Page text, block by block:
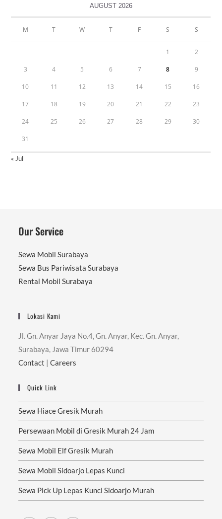
AUGUST 2026
M T W T F S S
1 2
3 4 5 6 7 8 9
10 11 12 13 14 15 16
17 18 19 20 21 22 23
24 25 26 27 28 29 30
31
« Jul
Our Service
Sewa Mobil Surabaya
Sewa Bus Pariwisata Surabaya
Rental Mobil Surabaya
Lokasi Kami
Jl. Gn. Anyar Jaya No.4, Gn. Anyar, Kec. Gn. Anyar,
Surabaya, Jawa Timur 60294
Contact |Careers
Quick Link
Sewa Hiace Gresik Murah
Persewaan Mobil di Gresik Murah 24 Jam
Sewa Mobil Elf Gresik Murah
Sewa Mobil Sidoarjo Lepas Kunci
Sewa Pick Up Lepas Kunci Sidoarjo Murah